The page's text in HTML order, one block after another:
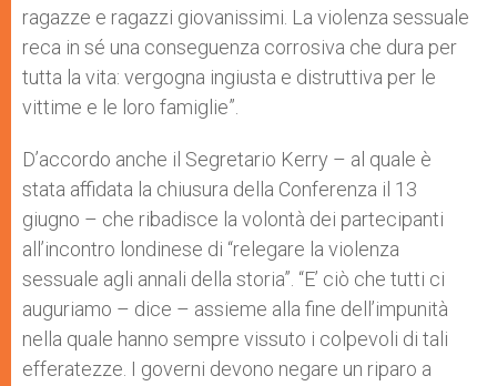
ragazze e ragazzi giovanissimi. La violenza sessuale
reca in sé una conseguenza corrosiva che dura per
tutta la vita: vergogna ingiusta e distruttiva per le
vittime e le loro famiglie”.
D’accordo anche il Segretario Kerry – al quale è
stata affidata la chiusura della Conferenza il 13
giugno – che ribadisce la volontà dei partecipanti
all’incontro londinese di “relegare la violenza
sessuale agli annali della storia”. “E’ ciò che tutti ci
auguriamo – dice – assieme alla fine dell’impunità
nella quale hanno sempre vissuto i colpevoli di tali
efferatezze. I governi devono negare un riparo a